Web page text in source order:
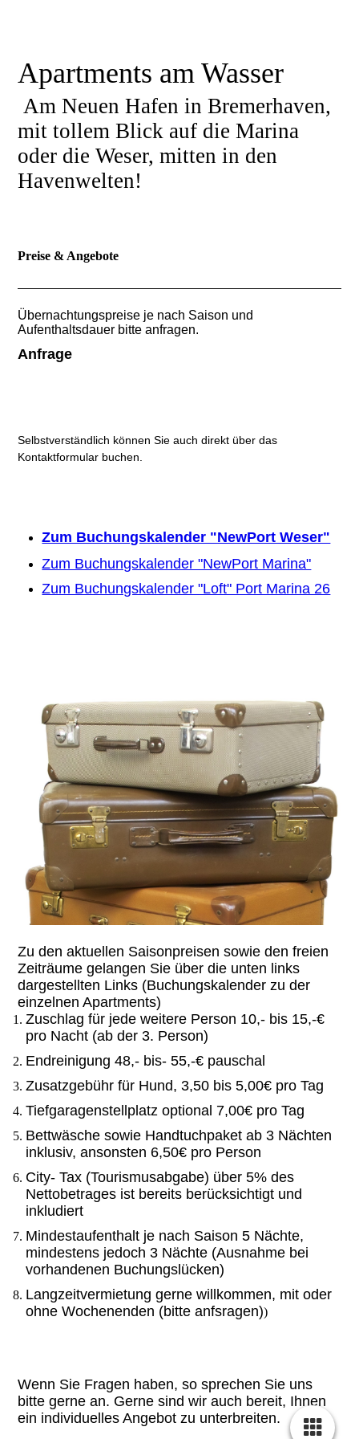
Apartments am Wasser
Am Neuen Hafen in Bremerhaven,
mit tollem Blick auf die Marina
oder die Weser, mitten in den
Havenwelten!
Preise & Angebote
Übernachtungspreise je nach Saison und
Aufenthaltsdauer bitte anfragen.
Anfrage
Selbstverständlich können Sie auch direkt über das
Kontaktformular buchen.
Zum Buchungskalender "NewPort Weser"
Zum Buchungskalender "NewPort Marina"
Zum Buchungskalender "Loft" Port Marina 26
Zu den aktuellen Saisonpreisen sowie den freien
Zeiträume gelangen Sie über die unten links
dargestellten Links (Buchungskalender zu der
einzelnen Apartments)
Zuschlag für jede weitere Person 10,- bis 15,-€
pro Nacht (ab der 3. Person)
Endreinigung 48,- bis- 55,-€ pauschal
Zusatzgebühr für Hund, 3,50 bis 5,00€ pro Tag
Tiefgaragenstellplatz optional 7,00€ pro Tag
Bettwäsche sowie Handtuchpaket ab 3 Nächten
inklusiv, ansonsten 6,50€ pro Person
City- Tax (Tourismusabgabe) über 5% des
Nettobetrages ist bereits berücksichtigt und
inkludiert
Mindestaufenthalt je nach Saison 5 Nächte,
mindestens jedoch 3 Nächte (Ausnahme bei
vorhandenen Buchungslücken)
Langzeitvermietung gerne willkommen, mit oder
ohne Wochenenden (bitte anfsragen))
Wenn Sie Fragen haben, so sprechen Sie uns
bitte gerne an. Gerne sind wir auch bereit, Ihnen
ein individuelles Angebot zu unterbreiten.